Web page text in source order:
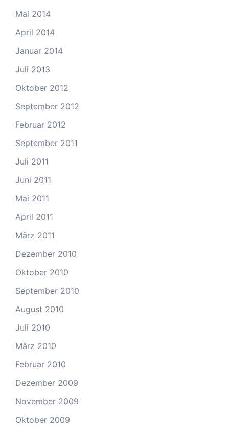
Mai 2014
April 2014
Januar 2014
Juli 2013
Oktober 2012
September 2012
Februar 2012
September 2011
Juli 2011
Juni 2011
Mai 2011
April 2011
März 2011
Dezember 2010
Oktober 2010
September 2010
August 2010
Juli 2010
März 2010
Februar 2010
Dezember 2009
November 2009
Oktober 2009